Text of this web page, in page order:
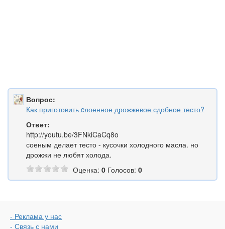
Вопрос:
Как приготовить cлоенное дрожжевое сдобное тесто?
Ответ:
http://youtu.be/3FNkiCaCq8o
соеным делает тесто - кусочки холодного масла. но
дрожжи не любят холода.
Оценка: 0 Голосов: 0
- Реклама у нас
- Связь с нами